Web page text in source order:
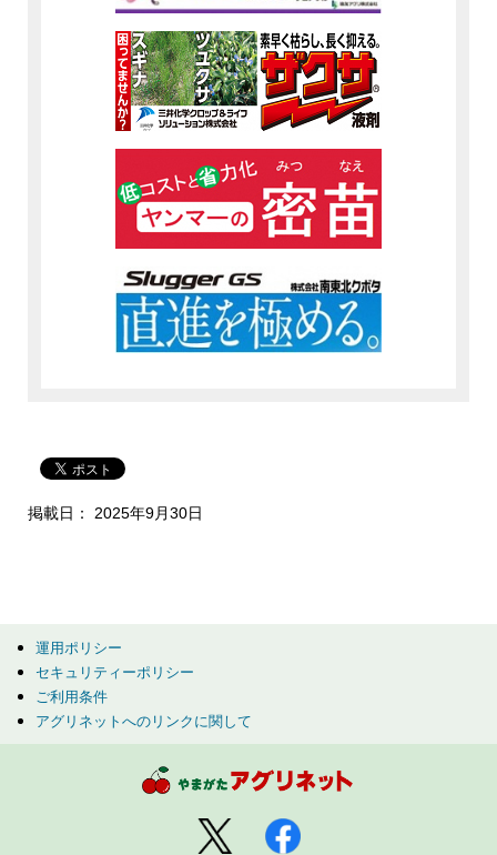
掲載日： 2025年9月30日
運用ポリシー
セキュリティーポリシー
ご利用条件
アグリネットへのリンクに関して